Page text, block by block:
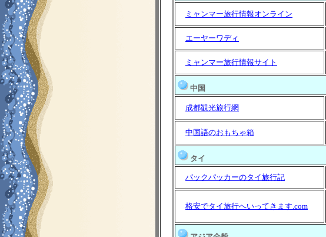
ミャンマー旅行情報オンライン
エーヤーワディ
ミャンマー旅行情報サイト
中国
成都観光旅行網
中国語のおもちゃ箱
タイ
バックパッカーのタイ旅行記
格安でタイ旅行へいってきます.com